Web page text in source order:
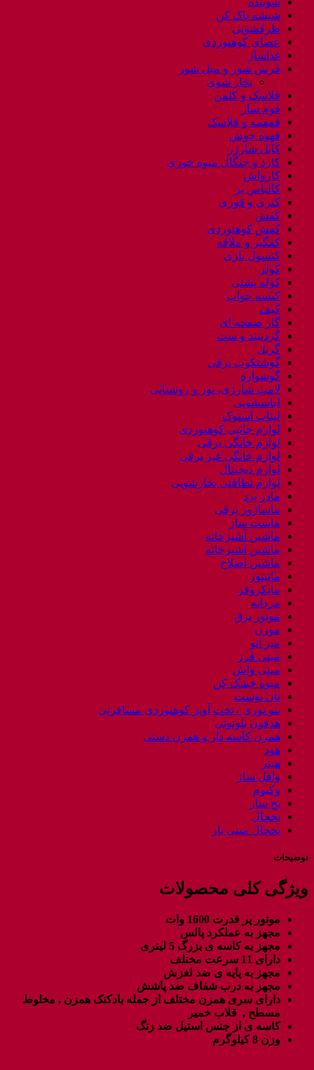
شیشه پاک کن
ظرفشویی
عصای کوهنوردی
غذاساز
فرش شور و مبل شور
بخار شوی
فلاسک و کلمن
فوم ساز
قمقمه و فلاسک
قهوه جوش
کابل شارژر
کارد و چنگال میوه خوری
کارواش
کالباس بر
کتری و قوری
کفش
کفش کوهنوردی
کفگیر و ملاقه
کنسول بازی
کولر
کوله پشتی
کیسه خواب
کیف
گاز صفحه ای
گردنبند و ست
گریل
گوشتکوب برقی
گوشواره
لامپ شارژی، نور و روشنایی
لباسشویی
لپتاب استوک
لوازم جانبی کوهنوردی
لوازم خانگی برقی
لوازم خانگی غیر برقی
لوازم دیجیتال
لوازم نظافتی بخارشویی
مادر برد
ماساژور برقی
ماست ساز
ماشین آشپزخانه
ماشین اشپزخانه
ماشین اصلاح
مانیتور
مایکروفر
مردانه
موتور برق
موزن
میز اتو
مینی فرز
مینی واش
میوه خشک کن
نان توست
ننو توری / تخت آویز کوهنوردی مسافرتی
هدفون بلوتوثی
همزن کاسه دار و همزن دستی
هود
هیتر
وافل ساز
وکیوم
یخ ساز
یخچال
یخچال مینی بار
توضیحات
ویژگی کلی محصولات
موتور پر قدرت 1600 وات
مجهز به عملکرد پالس
مجهز به کاسه ی بزرگ 5 لیتری
دارای 11 سرعت مختلف
مجهز به پایه ی ضد لغزش
مجهز به درب شفاف ضد پاشش
دارای سری همزن مختلف از جمله بادکنک همزن , مخلوط
مسطح , قلاب خمیر
کاسه ی از جنس استیل ضد زنگ
وزن 8 کیلوگرم